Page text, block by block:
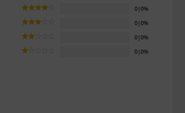
0|0%
0|0%
0|0%
0|0%